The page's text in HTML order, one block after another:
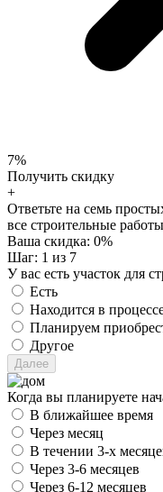
7%
Получить скидку
+
Ответьте на семь
все строительные
Ваша скидка: 0%
Шаг: 1 из 7
У вас есть участок для
Есть
Находится в
Планируем
Другое
Когда вы планируете
В ближайшее время
Через месяц
В течении 3-х
Через 3-6 месяцев
Через 6-12 месяцев